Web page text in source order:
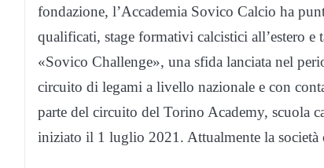
fondazione, l’Accademia Sovico Calcio ha
qualificati, stage formativi calcistici all’estero
«Sovico Challenge», una sfida lanciata nel
circuito di legami a livello nazionale e con
parte del circuito del Torino Academy, scuola
iniziato il 1 luglio 2021. Attualmente la